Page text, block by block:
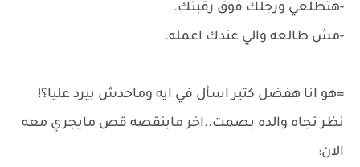
-هتطلعي ورجلك فوق رقبتك.
-مش طالعه والي عندك اعمله.
=هو انا هفضل كتير اسأل في ايه وماحدش بيرد عليا؟!
نظر تجاه والده بصمت..اخر ماينقصه قص مايجري معه
الان: